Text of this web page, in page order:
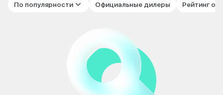
По популярности Официальные дилеры Рейтинг